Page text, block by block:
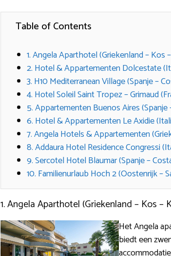
Table of Contents
1. Angela Aparthotel (Griekenland – Kos
2. Hotel & Appartementen Dolcestate
3. H10 Mediterranean Village (Spanje –
4. Hotel Soleil Saint Tropez – Grimaud
5. Appartementen Buenos Aires (Spanje
6. Hotel & Appartementen Le Axidie
7. Angela Hotels & Appartementen
8. Addaura Hotel Residence Congressi
9. Sercotel Hotel Blaumar (Spanje –
10. Familienurlaub Hoch 2 (Oostenrijk –
1. Angela Aparthotel (Griekenland – Kos –
Het Angela
biedt een